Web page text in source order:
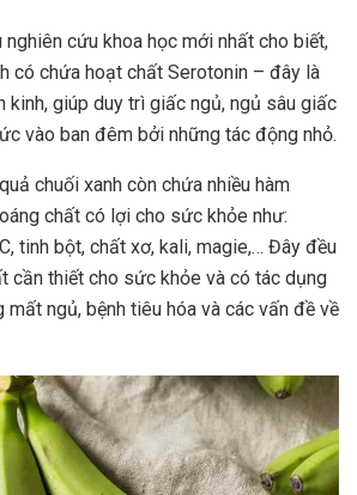
cứu khoa học mới nhất cho biết,
có chứa hoạt chất Serotonin – đây là
kinh, giúp duy trì giấc ngủ, ngủ sâu giấc
vào ban đêm bởi những tác động nhỏ.
chuối xanh còn chứa nhiều hàm
chất có lợi cho sức khỏe như:
tinh bột, chất xơ, kali, magie,… Đây đều
cần thiết cho sức khỏe và có tác dụng
ngủ, bệnh tiêu hóa và các vấn đề về